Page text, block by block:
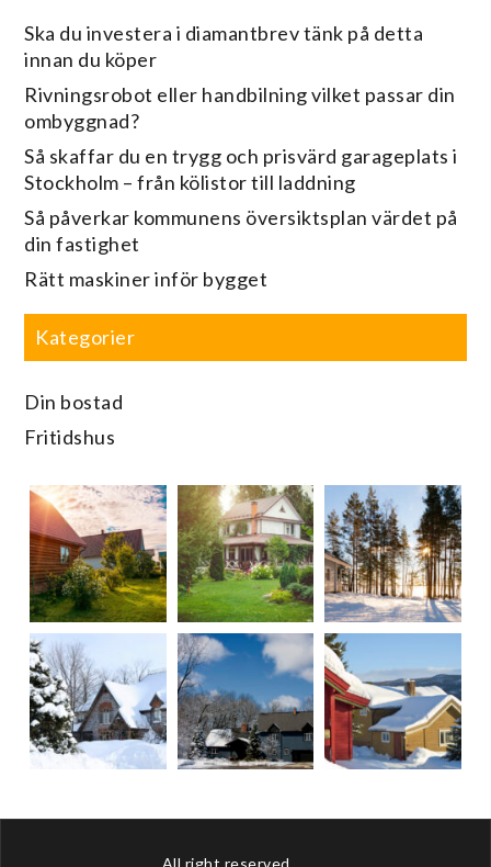
Ska du investera i diamantbrev tänk på detta
innan du köper
Rivningsrobot eller handbilning vilket passar din
ombyggnad?
Så skaffar du en trygg och prisvärd garageplats i
Stockholm – från kölistor till laddning
Så påverkar kommunens översiktsplan värdet på
din fastighet
Rätt maskiner inför bygget
Kategorier
Din bostad
Fritidshus